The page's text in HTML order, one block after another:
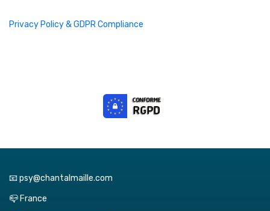
Privacy Policy & GDPR Compliance
📧 psy@chantalmaille.com
📪 France